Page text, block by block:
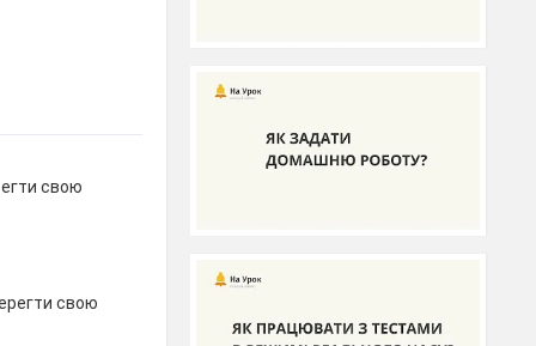
свою
свою